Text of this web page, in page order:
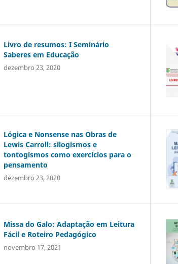
Livro de resumos: I Seminário
Saberes em Educação
dezembro 23, 2020
Lógica e Nonsense nas Obras de
Lewis Carroll: silogismos e
tontogismos como exercícios para o
pensamento
dezembro 23, 2020
Missa do Galo: Adaptação em Leitura
Fácil e Roteiro Pedagógico
novembro 17, 2021